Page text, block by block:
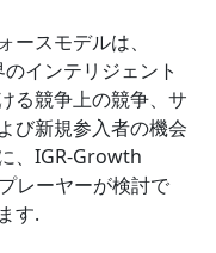
スモデルは、
インテリジェント
る競争上の競争、サ
び新規参入者の機会
、IGR-Growth
レーヤーが検討で
す.